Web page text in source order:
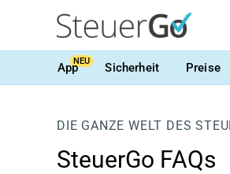
AppNEU Sicherheit Preise
DIE GANZE WELT DES
SteuerGo FAQs